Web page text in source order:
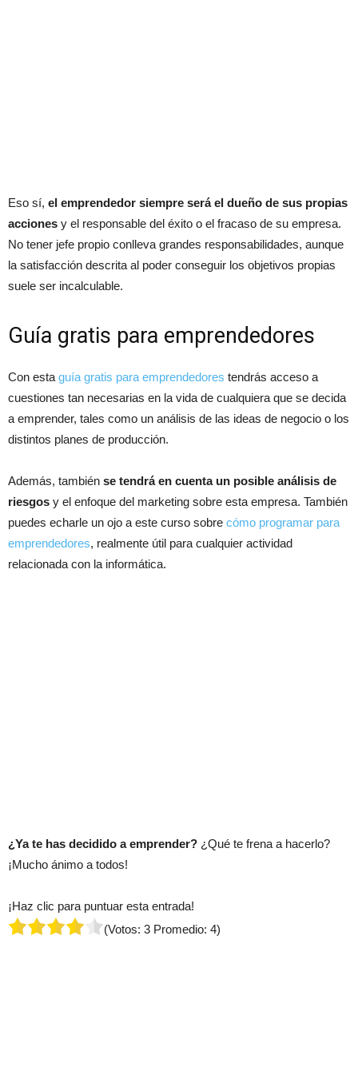
Eso sí, el emprendedor siempre será el dueño de sus propias
acciones y el responsable del éxito o el fracaso de su empresa.
No tener jefe propio conlleva grandes responsabilidades, aunque
la satisfacción descrita al poder conseguir los objetivos propias
suele ser incalculable.
Guía gratis para emprendedores
Con esta guía gratis para emprendedores tendrás acceso a
cuestiones tan necesarias en la vida de cualquiera que se decida
a emprender, tales como un análisis de las ideas de negocio o los
distintos planes de producción.
Además, también se tendrá en cuenta un posible análisis de
riesgos y el enfoque del marketing sobre esta empresa. También
puedes echarle un ojo a este curso sobre cómo programar para
emprendedores, realmente útil para cualquier actividad
relacionada con la informática.
¿Ya te has decidido a emprender? ¿Qué te frena a hacerlo?
¡Mucho ánimo a todos!
¡Haz clic para puntuar esta entrada!
(Votos: 3 Promedio: 4)